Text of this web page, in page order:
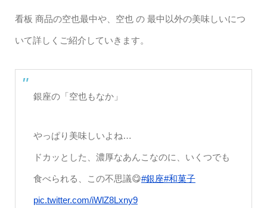
看板 商品の空也最中や、空也 の 最中以外の美味しいにつ
いて詳しくご紹介していきます。
銀座の「空也もなか」
やっぱり美味しいよね…
ドカッとした、濃厚なあんこなのに、いくつでも
食べられる、この不思議😋#銀座#和菓子
pic.twitter.com/iWlZ8Lxny9